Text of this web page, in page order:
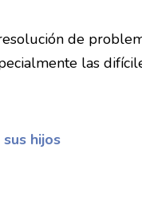
de
las
hijos